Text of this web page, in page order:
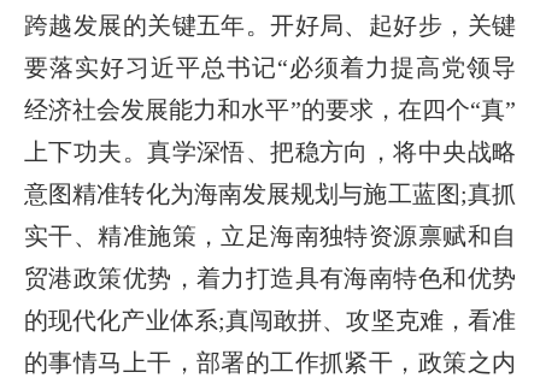
跨越发展的关键五年。开好局、起好步，关键
要落实好习近平总书记“必须着力提高党领导
经济社会发展能力和水平”的要求，在四个“真”
上下功夫。真学深悟、把稳方向，将中央战略
意图精准转化为海南发展规划与施工蓝图;真抓
实干、精准施策，立足海南独特资源禀赋和自
贸港政策优势，着力打造具有海南特色和优势
的现代化产业体系;真闯敢拼、攻坚克难，看准
的事情马上干，部署的工作抓紧干，政策之内